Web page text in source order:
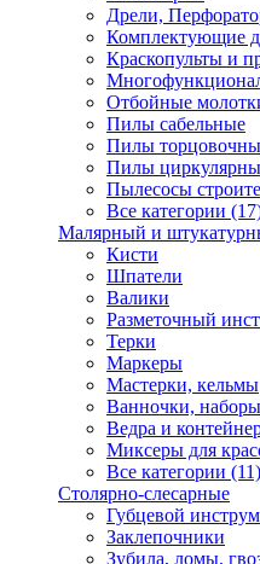
Дрели,
Комплектующие
Краскопульты и
Отбойные
Пилы сабельные
Пилы
Пилы
Пылесосы
Все категории
Малярный и
Кисти
Шпатели
Валики
Разметочный
Терки
Маркеры
Мастерки, кельмы
Ванночки, наборы
Ведра и
Миксеры для
Все категории (11)
Столярно-слесарные
Губцевой
Заклепочники
Зубила, ломы,